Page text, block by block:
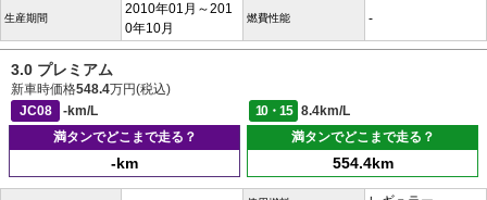
生産期間
2010年01月～201
0年10月
燃費性能 -
3.0 プレミアム
新車時価格548.4万円(税込)
JC08
-km/L 10・15
8.4km/L
満タンでどこまで走る？
-km
満タンでどこまで走る？
554.4km